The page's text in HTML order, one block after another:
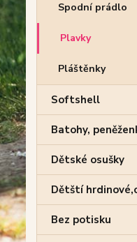
Spodní prádlo
Plavky
Pláštěnky
Softshell
Batohy,
Dětské osušky
Dětští
Bez potisku